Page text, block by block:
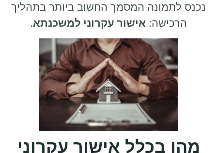
נכנס לתמונה המסמך החשוב ביותר בתהליך
הרכישה: אישור עקרוני למשכנתא.
מהו בכלל אישור עקרוני